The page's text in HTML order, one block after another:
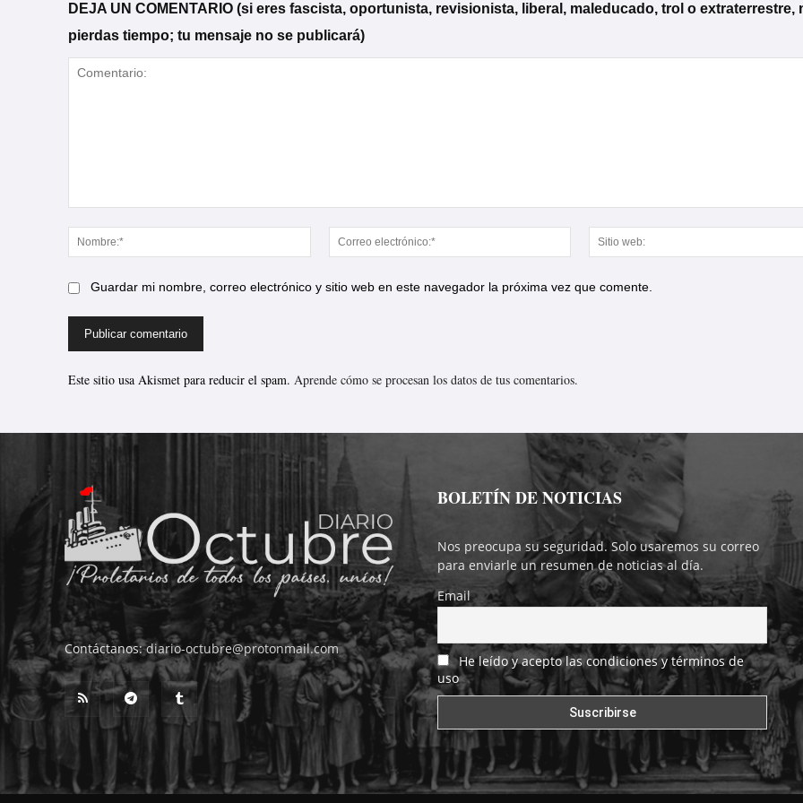
DEJA UN COMENTARIO (si eres fascista, oportunista, revisionista, liberal, maleducado, trol o extraterrestre,
pierdas tiempo; tu mensaje no se publicará)
Nombre:*
Correo
electrónico:*
Guardar mi nombre, correo electrónico y sitio web en este navegador la próxima vez que comente.
Este sitio usa Akismet para reducir el spam. Aprende cómo se procesan los datos de tus comentarios.
Contáctanos:diario-octubre@protonmail.com
BOLETÍN DE NOTICIAS
Nos preocupa su seguridad. Solo usaremos su correo
para enviarle un resumen de noticias al día.
Email
He leído y acepto las condiciones y términos de
uso